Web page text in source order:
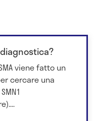
viene fatto un
cercare una